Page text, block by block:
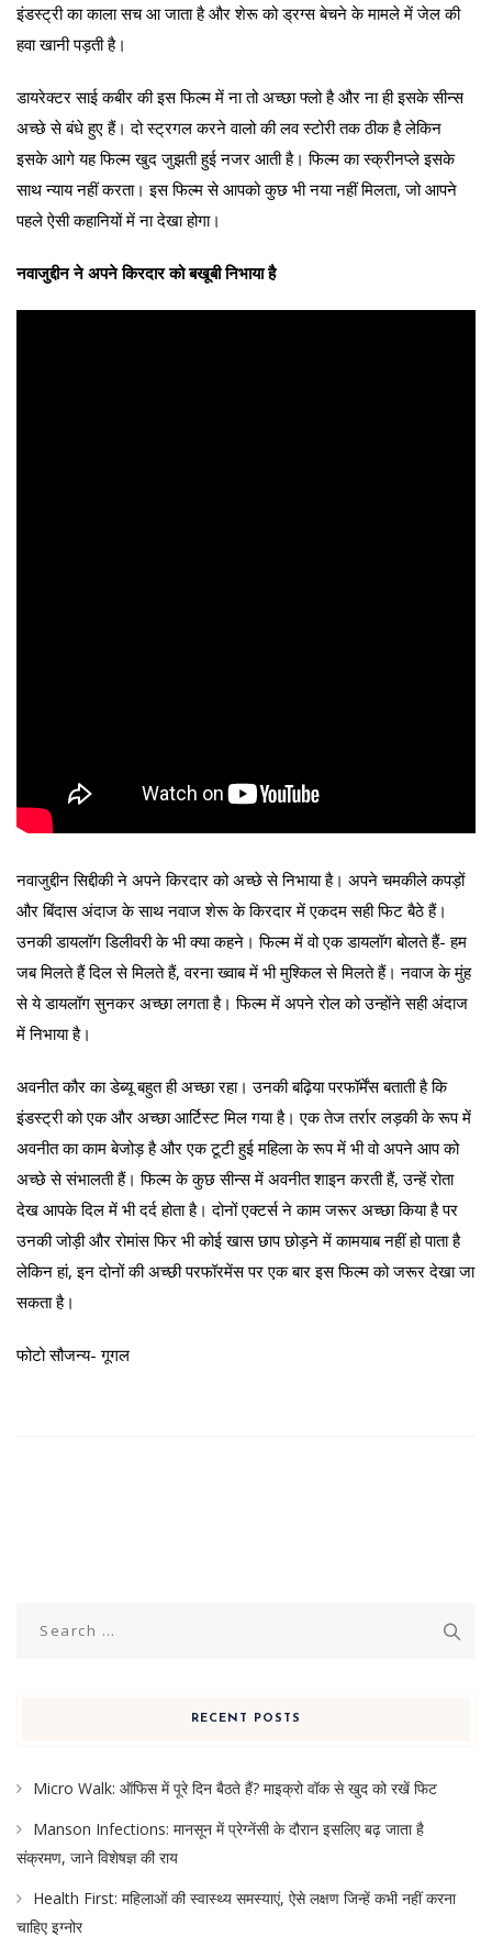
इंडस्ट्री का काला सच आ जाता है और शेरू को ड्रग्स बेचने के मामले में जेल की
हवा खानी पड़ती है।
डायरेक्टर साई कबीर की इस फिल्म में ना तो अच्छा फ्लो है और ना ही इसके सीन्स
अच्छे से बंधे हुए हैं। दो स्ट्रगल करने वालो की लव स्टोरी तक ठीक है लेकिन
इसके आगे यह फिल्म खुद जुझती हुई नजर आती है। फिल्म का स्क्रीनप्ले इसके
साथ न्याय नहीं करता। इस फिल्म से आपको कुछ भी नया नहीं मिलता, जो आपने
पहले ऐसी कहानियों में ना देखा होगा।
नवाजुद्दीन ने अपने किरदार को बखूबी निभाया है
नवाजुद्दीन सिद्दीकी ने अपने किरदार को अच्छे से निभाया है। अपने चमकीले कपड़ों
और बिंदास अंदाज के साथ नवाज शेरू के किरदार में एकदम सही फिट बैठे हैं।
उनकी डायलॉग डिलीवरी के भी क्या कहने। फिल्म में वो एक डायलॉग बोलते हैं- हम
जब मिलते हैं दिल से मिलते हैं, वरना ख्वाब में भी मुश्किल से मिलते हैं। नवाज के मुंह
से ये डायलॉग सुनकर अच्छा लगता है। फिल्म में अपने रोल को उन्होंने सही अंदाज
में निभाया है।
अवनीत कौर का डेब्यू बहुत ही अच्छा रहा। उनकी बढ़िया परफॉर्मेंस बताती है कि
इंडस्ट्री को एक और अच्छा आर्टिस्ट मिल गया है। एक तेज तर्रार लड़की के रूप में
अवनीत का काम बेजोड़ है और एक टूटी हुई महिला के रूप में भी वो अपने आप को
अच्छे से संभालती हैं। फिल्म के कुछ सीन्स में अवनीत शाइन करती हैं, उन्हें रोता
देख आपके दिल में भी दर्द होता है। दोनों एक्टर्स ने काम जरूर अच्छा किया है पर
उनकी जोड़ी और रोमांस फिर भी कोई खास छाप छोड़ने में कामयाब नहीं हो पाता है
लेकिन हां, इन दोनों की अच्छी परफॉरमेंस पर एक बार इस फिल्म को जरूर देखा जा
सकता है।
फोटो सौजन्य- गूगल
RECENT POSTS
Micro Walk: ऑफिस में पूरे दिन बैठते हैं? माइक्रो वॉक से खुद को रखें फिट
Manson Infections: मानसून में प्रेग्नेंसी के दौरान इसलिए बढ़ जाता है
संक्रमण, जाने विशेषज्ञ की राय
Health First: महिलाओं की स्वास्थ्य समस्याएं, ऐसे लक्षण जिन्हें कभी नहीं करना
चाहिए इग्नोर